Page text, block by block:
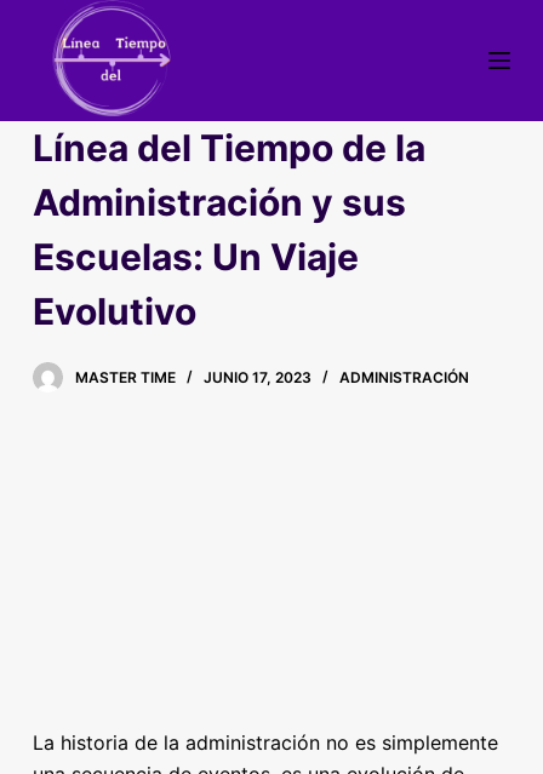
t
a
Línea del Tiempo de la
Administración y sus
Escuelas: Un Viaje
Evolutivo
MASTER TIME JUNIO 17, 2023 ADMINISTRACIÓN
La historia de la administración no es simplemente